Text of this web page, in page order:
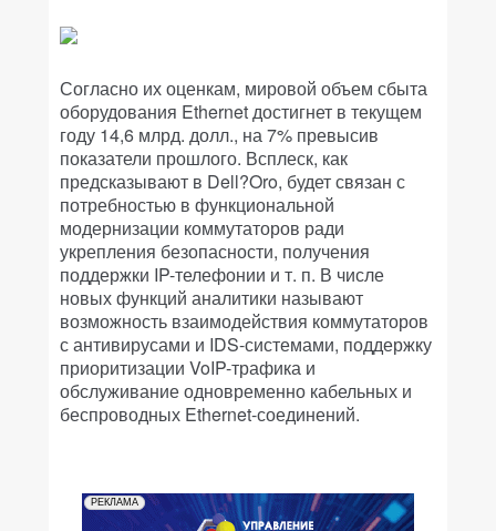
Согласно их оценкам, мировой объем сбыта
оборудования Ethernet достигнет в текущем
году 14,6 млрд. долл., на 7% превысив
показатели прошлого. Всплеск, как
предсказывают в Dell?Oro, будет связан с
потребностью в функциональной
модернизации коммутаторов ради
укрепления безопасности, получения
поддержки IP-телефонии и т. п. В числе
новых функций аналитики называют
возможность взаимодействия коммутаторов
с антивирусами и IDS-системами, поддержку
приоритизации VoIP-трафика и
обслуживание одновременно кабельных и
беспроводных Ethernet-соединений.
РЕКЛАМА